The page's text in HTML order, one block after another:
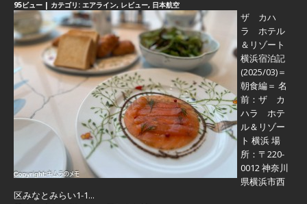
95ビュー | カテゴリ: エアライン, レビュー, 日本航空
ザ カハ
ラ ホテル
＆リゾート
横浜宿泊記
(2025/03)＝
朝食編＝ 名
前：ザ カ
ハラ ホテ
ル＆リゾー
ト 横浜 場
所：〒220-
0012 神奈川
県横浜市西
区みなとみらい1-1...